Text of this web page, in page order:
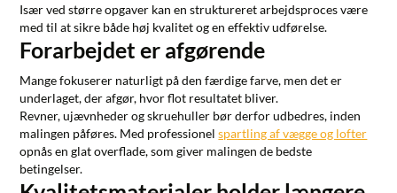
Især ved større opgaver kan en struktureret arbejdsproces være
med til at sikre både høj kvalitet og en effektiv udførelse.
Forarbejdet er afgørende
Mange fokuserer naturligt på den færdige farve, men det er
underlaget, der afgør, hvor flot resultatet bliver.
Revner, ujævnheder og skruehuller bør derfor udbedres, inden
malingen påføres. Med professionelspartling af vægge og lofter
opnås en glat overflade, som giver malingen de bedste
betingelser.